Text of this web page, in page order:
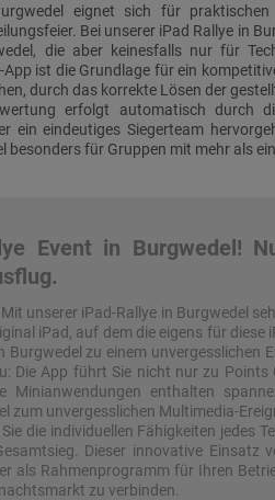
eignet sich für
Bei unserer iPad Rallye in
die aber keinesfalls nur für
App ist die Grundlage für ein
durch das korrekte Lösen der
erfolgt automatisch durch
ein eindeutiges Siegerteam
besonders für Gruppen mit mehr als
Event in Burgwedel!
unserer iPad-Rallye in Burgwedel
iPad, auf dem die eigens für diese
zu einem unvergesslichen
Die App führt Sie nicht nur zu
Minianwendungen enthalten
unvergesslichen Multimedia-
die individuellen Fähigkeiten jedes
Dieser innovative Einsatz
als Rahmenprogramm für Ihren
zu verbinden.